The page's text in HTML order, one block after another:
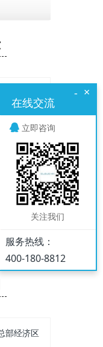
部经济区
×
-
在线交流
立即咨询
关注我们
服务热线：
400-180-8812